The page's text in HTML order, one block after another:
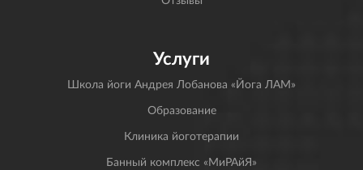
Услуги
Школа йоги Андрея Лобанова «Йога ЛАМ»
Образование
Клиника йоготерапии
Банный комплекс «МиРАйЯ»